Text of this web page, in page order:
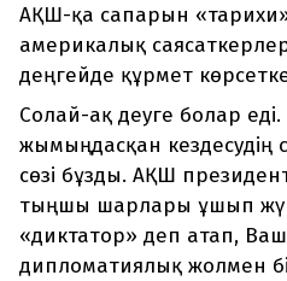
АҚШ-қа сапарын
америкалық
деңгейде құрмет
Солай-ақ деуге болар
жымыңдасқан кездесудің
сөзі бұзды. АҚШ
тыңшы шарлары ұшып
«диктатор» деп атап,
дипломатиялық жолмен